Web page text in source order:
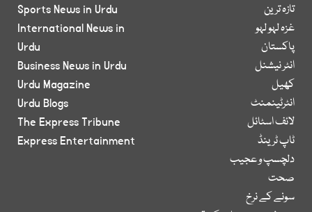
تازہ ترین
غزہ لہو لہو
پاکستان
انٹر نیشنل
کھیل
انٹرٹینمنٹ
لائف اسٹائل
ٹاپ ٹرینڈ
دلچسپ و عجیب
صحت
سونے کے نرخ
Sports News in Urdu
International News in
Urdu
Business News in Urdu
Urdu Magazine
Urdu Blogs
The Express Tribune
Express Entertainment